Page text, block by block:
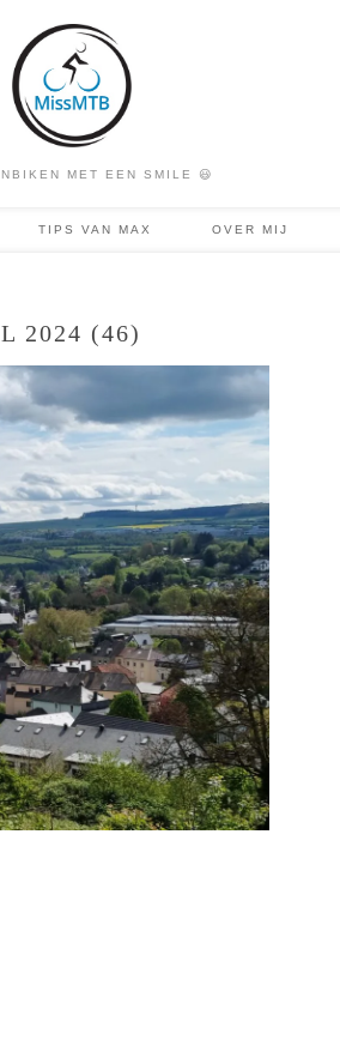
MET EEN SMILE 😃
TIPS VAN MAX OVER MIJ
2024 (46)